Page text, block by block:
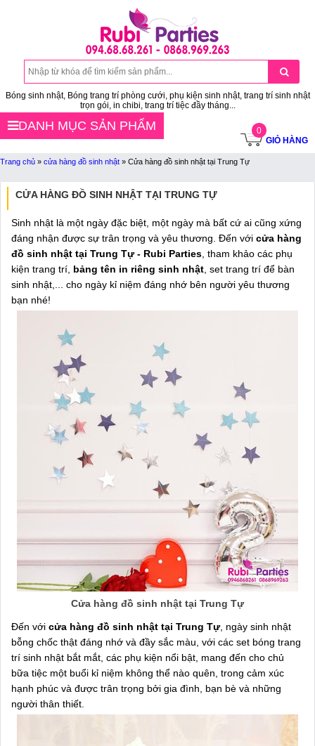
Bóng sinh nhật, Bóng trang trí phòng cưới, phụ kiện sinh nhật, trang trí sinh nhật
trọn gói, in chibi, trang trí tiệc đầy tháng...
0
GIỎ HÀNG
DANH MỤC SẢN PHẨM
Trang chủ » cửa hàng đồ sinh nhật » Cửa hàng đồ sinh nhật tại Trung Tự
CỬA HÀNG ĐỒ SINH NHẬT TẠI TRUNG TỰ
Sinh nhật là một ngày đặc biệt, một ngày mà bất cứ ai cũng xứng
đáng nhận được sự trân trọng và yêu thương. Đến với cửa hàng
đồ sinh nhật tại Trung Tự - Rubi Parties , tham khảo các phụ
kiện trang trí, bảng tên in riêng sinh nhật , set trang trí để bàn
sinh nhật,... cho ngày kỉ niệm đáng nhớ bên người yêu thương
bạn nhé!
Cửa hàng đồ sinh nhật tại Trung Tự
Đến với cửa hàng đồ sinh nhật tại Trung Tự, ngày sinh nhật
bỗng chốc thật đáng nhớ và đầy sắc màu, với các set bóng trang
trí sinh nhật bắt mắt, các phụ kiện nổi bật, mang đến cho chủ
bữa tiệc một buổi kỉ niệm không thể nào quên, trong cảm xúc
hạnh phúc và được trân trọng bởi gia đình, bạn bè và những
người thân thiết.